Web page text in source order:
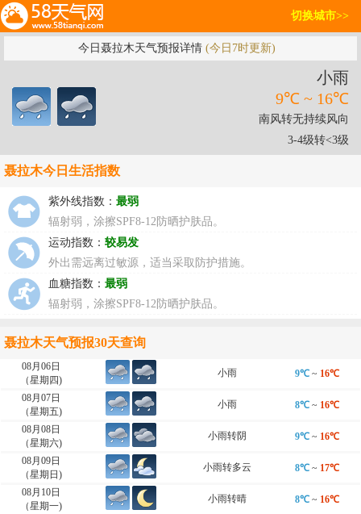
切换城市>>
今日聂拉木天气预报详情(今日7时更新)
小雨
9℃ ~ 16℃
南风转无持续风向
3-4级转<3级
聂拉木今日生活指数
紫外线指数： 最弱
辐射弱，涂擦SPF8-12防晒护肤品。
运动指数： 较易发
外出需远离过敏源，适当采取防护措施。
血糖指数： 最弱
辐射弱，涂擦SPF8-12防晒护肤品。
聂拉木天气预报30天查询
08月06日
（星期四)
小雨 9℃ ~ 16℃
08月07日
（星期五)
小雨 8℃ ~ 16℃
08月08日
（星期六)
小雨转阴 9℃ ~ 16℃
08月09日
（星期日)
小雨转多云 8℃ ~ 17℃
08月10日
（星期一)
小雨转晴 8℃ ~ 16℃